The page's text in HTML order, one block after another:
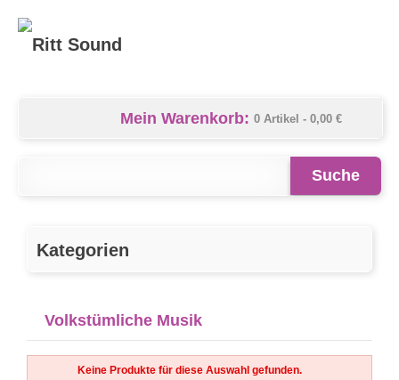
Mein Warenkorb: 0 Artikel - 0,00 €
Suche
Kategorien
Volkstümliche Musik
Keine Produkte für diese Auswahl gefunden.